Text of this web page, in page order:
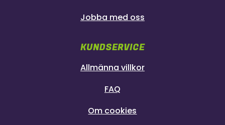
Jobba med oss
KUNDSERVICE
Allmänna villkor
FAQ
Om cookies